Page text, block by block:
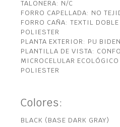
TALONERA: N/C
FORRO CAPELLADA: NO
FORRO CAÑA: TEXTIL
POLIESTER
PLANTA EXTERIOR: PU
PLANTILLA DE VISTA:
MICROCELULAR
POLIESTER
Colores:
BLACK (BASE DARK GRAY)